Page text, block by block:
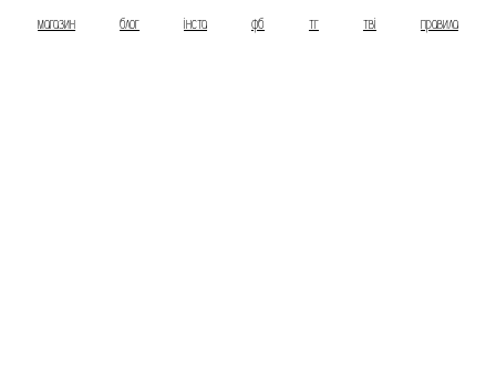
магазин блог інста фб тг тві правила